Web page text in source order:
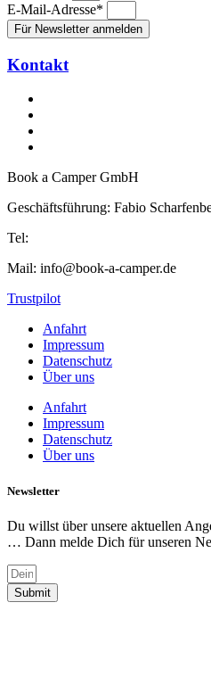
E-Mail-Adresse*
Für Newsletter anmelden
Kontakt
Book a Camper GmbH
Geschäftsführung: Fabio
Tel:
Mail: info@book-a-camper.de
Trustpilot
Anfahrt
Impressum
Datenschutz
Über uns
Anfahrt
Impressum
Datenschutz
Über uns
Newsletter​
Du willst über unsere aktuellen
… Dann melde Dich für unseren
Submit